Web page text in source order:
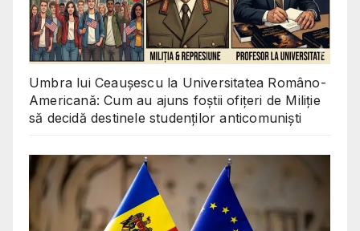
Umbra lui Ceaușescu la Universitatea Româno-
Americană: Cum au ajuns foștii ofițeri de Miliție
să decidă destinele studenților anticomuniști